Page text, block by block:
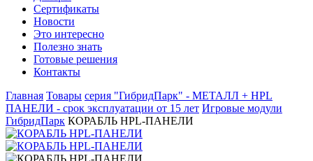
Сертификаты
Новости
Это интересно
Полезно знать
Готовые решения
Контакты
Главная Товары серия "ГибридПарк" - МЕТАЛЛ + HPL
ПАНЕЛИ - срок эксплуатации от 15 лет Игровые модули
ГибридПарк КОРАБЛЬ HPL-ПАНЕЛИ